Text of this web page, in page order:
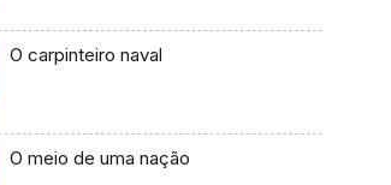
O carpinteiro naval
O meio de uma nação